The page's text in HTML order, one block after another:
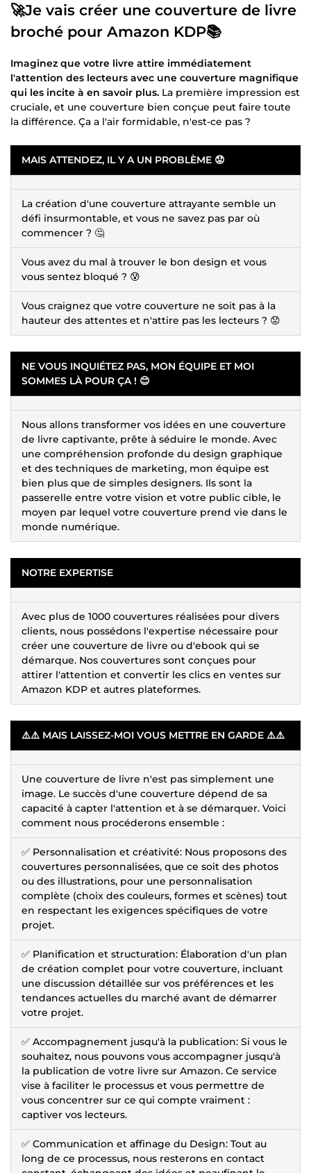
🚀Je vais créer une couverture de livre
broché pour Amazon KDP📚
Imaginez que votre livre attire immédiatement
l'attention des lecteurs avec une couverture magnifique
qui les incite à en savoir plus. La première impression est
cruciale, et une couverture bien conçue peut faire toute
la différence. Ça a l'air formidable, n'est-ce pas ?
MAIS ATTENDEZ, IL Y A UN PROBLÈME 😟
La création d'une couverture attrayante semble un
défi insurmontable, et vous ne savez pas par où
commencer ? 🤔
Vous avez du mal à trouver le bon design et vous
vous sentez bloqué ? 😰
Vous craignez que votre couverture ne soit pas à la
hauteur des attentes et n'attire pas les lecteurs ? 😟
NE VOUS INQUIÉTEZ PAS, MON ÉQUIPE ET MOI
SOMMES LÀ POUR ÇA ! 😊
Nous allons transformer vos idées en une couverture
de livre captivante, prête à séduire le monde. Avec
une compréhension profonde du design graphique
et des techniques de marketing, mon équipe est
bien plus que de simples designers. Ils sont la
passerelle entre votre vision et votre public cible, le
moyen par lequel votre couverture prend vie dans le
monde numérique.
NOTRE EXPERTISE
Avec plus de 1000 couvertures réalisées pour divers
clients, nous possédons l'expertise nécessaire pour
créer une couverture de livre ou d'ebook qui se
démarque. Nos couvertures sont conçues pour
attirer l'attention et convertir les clics en ventes sur
Amazon KDP et autres plateformes.
⚠️⚠️ MAIS LAISSEZ-MOI VOUS METTRE EN GARDE ⚠️⚠️
Une couverture de livre n'est pas simplement une
image. Le succès d'une couverture dépend de sa
capacité à capter l'attention et à se démarquer. Voici
comment nous procéderons ensemble :
✅ Personnalisation et créativité: Nous proposons des
couvertures personnalisées, que ce soit des photos
ou des illustrations, pour une personnalisation
complète (choix des couleurs, formes et scènes) tout
en respectant les exigences spécifiques de votre
projet.
✅ Planification et structuration: Élaboration d'un plan
de création complet pour votre couverture, incluant
une discussion détaillée sur vos préférences et les
tendances actuelles du marché avant de démarrer
votre projet.
✅ Accompagnement jusqu'à la publication: Si vous le
souhaitez, nous pouvons vous accompagner jusqu'à
la publication de votre livre sur Amazon. Ce service
vise à faciliter le processus et vous permettre de
vous concentrer sur ce qui compte vraiment :
captiver vos lecteurs.
✅ Communication et affinage du Design: Tout au
long de ce processus, nous resterons en contact